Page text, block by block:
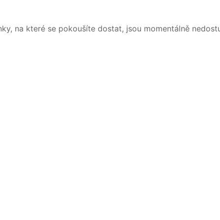
na které se pokoušíte dostat, jsou momentálně